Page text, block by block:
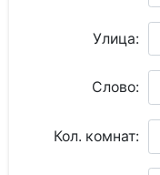
Улица:
Слово:
Кол. комнат: